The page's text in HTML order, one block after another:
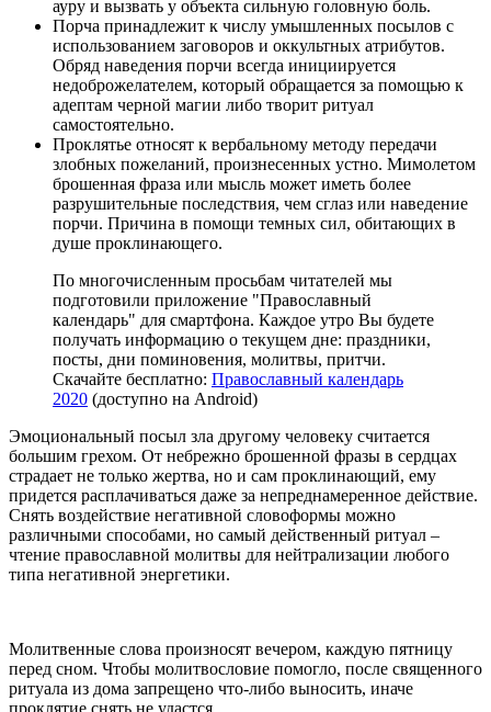
ауру и вызвать у объекта сильную головную боль.
Порча принадлежит к числу умышленных посылов с
использованием заговоров и оккультных атрибутов.
Обряд наведения порчи всегда инициируется
недоброжелателем, который обращается за помощью к
адептам черной магии либо творит ритуал
самостоятельно.
Проклятье относят к вербальному методу передачи
злобных пожеланий, произнесенных устно. Мимолетом
брошенная фраза или мысль может иметь более
разрушительные последствия, чем сглаз или наведение
порчи. Причина в помощи темных сил, обитающих в
душе проклинающего.
По многочисленным просьбам читателей мы
подготовили приложение "Православный
календарь" для смартфона. Каждое утро Вы будете
получать информацию о текущем дне: праздники,
посты, дни поминовения, молитвы, притчи.
Скачайте бесплатно: Православный календарь
2020 (доступно на Android)
Эмоциональный посыл зла другому человеку считается
большим грехом. От небрежно брошенной фразы в сердцах
страдает не только жертва, но и сам проклинающий, ему
придется расплачиваться даже за непреднамеренное действие.
Снять воздействие негативной словоформы можно
различными способами, но самый действенный ритуал –
чтение православной молитвы для нейтрализации любого
типа негативной энергетики.
Молитвенные слова произносят вечером, каждую пятницу
перед сном. Чтобы молитвословие помогло, после священного
ритуала из дома запрещено что-либо выносить, иначе
проклятие снять не удастся.